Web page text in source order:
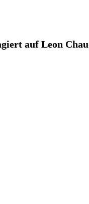
auf Leon